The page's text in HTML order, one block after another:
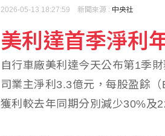
設局詐騙慈濟10.6億 前
軟銀首季淨利優於預期
2026-05-13 18:27:59 新聞來源 : 中央社
美利達首季淨利
自行車廠美利達今天公布第1季
司業主淨利3.3億元，每股盈餘
獲利較去年同期分別減少30%及